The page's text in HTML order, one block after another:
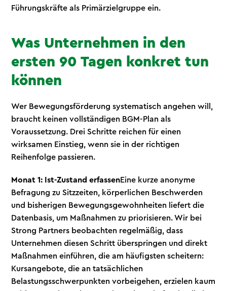
Führungskräfte als Primärzielgruppe ein.
Was Unternehmen in den
ersten 90 Tagen konkret tun
können
Wer Bewegungsförderung systematisch angehen will,
braucht keinen vollständigen BGM-Plan als
Voraussetzung. Drei Schritte reichen für einen
wirksamen Einstieg, wenn sie in der richtigen
Reihenfolge passieren.
Monat 1: Ist-Zustand erfassenEine kurze anonyme
Befragung zu Sitzzeiten, körperlichen Beschwerden
und bisherigen Bewegungsgewohnheiten liefert die
Datenbasis, um Maßnahmen zu priorisieren. Wir bei
Strong Partners beobachten regelmäßig, dass
Unternehmen diesen Schritt überspringen und direkt
Maßnahmen einführen, die am häufigsten scheitern:
Kursangebote, die an tatsächlichen
Belastungsschwerpunkten vorbeigehen, erzielen kaum